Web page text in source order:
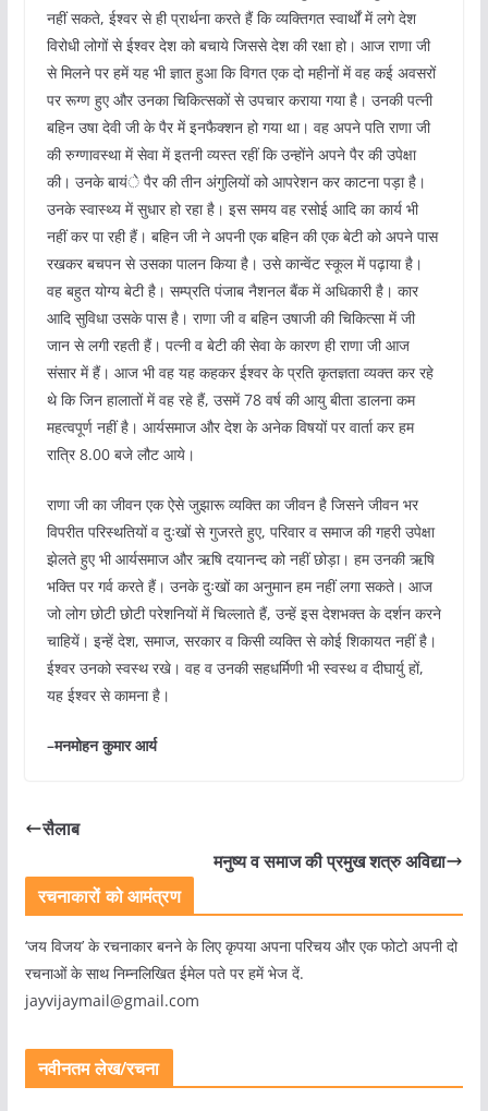
नहीं सकते, ईश्वर से ही प्रार्थना करते हैं कि व्यक्तिगत स्वार्थों में लगे देश
विरोधी लोगों से ईश्वर देश को बचाये जिससे देश की रक्षा हो। आज राणा जी
से मिलने पर हमें यह भी ज्ञात हुआ कि विगत एक दो महीनों में वह कई अवसरों
पर रूग्ण हुए और उनका चिकित्सकों से उपचार कराया गया है। उनकी पत्नी
बहिन उषा देवी जी के पैर में इनफैक्शन हो गया था। वह अपने पति राणा जी
की रुग्णावस्था में सेवा में इतनी व्यस्त रहीं कि उन्होंने अपने पैर की उपेक्षा
की। उनके बायंे पैर की तीन अंगुलियों को आपरेशन कर काटना पड़ा है।
उनके स्वास्थ्य में सुधार हो रहा है। इस समय वह रसोई आदि का कार्य भी
नहीं कर पा रही हैं। बहिन जी ने अपनी एक बहिन की एक बेटी को अपने पास
रखकर बचपन से उसका पालन किया है। उसे कान्वेंट स्कूल में पढ़ाया है।
वह बहुत योग्य बेटी है। सम्प्रति पंजाब नैशनल बैंक में अधिकारी है। कार
आदि सुविधा उसके पास है। राणा जी व बहिन उषाजी की चिकित्सा में जी
जान से लगी रहती हैं। पत्नी व बेटी की सेवा के कारण ही राणा जी आज
संसार में हैं। आज भी वह यह कहकर ईश्वर के प्रति कृतज्ञता व्यक्त कर रहे
थे कि जिन हालातों में वह रहे हैं, उसमें 78 वर्ष की आयु बीता डालना कम
महत्वपूर्ण नहीं है। आर्यसमाज और देश के अनेक विषयों पर वार्ता कर हम
रात्रि 8.00 बजे लौट आये।
राणा जी का जीवन एक ऐसे जुझारू व्यक्ति का जीवन है जिसने जीवन भर
विपरीत परिस्थतियों व दुःखों से गुजरते हुए, परिवार व समाज की गहरी उपेक्षा
झेलते हुए भी आर्यसमाज और ऋषि दयानन्द को नहीं छोड़ा। हम उनकी ऋषि
भक्ति पर गर्व करते हैं। उनके दुःखों का अनुमान हम नहीं लगा सकते। आज
जो लोग छोटी छोटी परेशनियों में चिल्लाते हैं, उन्हें इस देशभक्त के दर्शन करने
चाहियें। इन्हें देश, समाज, सरकार व किसी व्यक्ति से कोई शिकायत नहीं है।
ईश्वर उनको स्वस्थ रखे। वह व उनकी सहधर्मिणी भी स्वस्थ व दीघार्यु हों,
यह ईश्वर से कामना है।
–मनमोहन कुमार आर्य
सैलाब
मनुष्य व समाज की प्रमुख शत्रु अविद्या
रचनाकारों को आमंत्रण
‘जय विजय’ के रचनाकार बनने के लिए कृपया अपना परिचय और एक फोटो अपनी दो
रचनाओं के साथ निम्नलिखित ईमेल पते पर हमें भेज दें.
jayvijaymail@gmail.com
नवीनतम लेख/रचना